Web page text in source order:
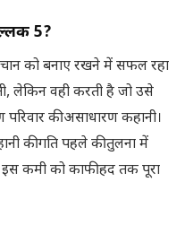
5?
को बनाए रखने में सफल रहा
लेकिन वही करती है जो उसे
की असाधारण कहानी।
की गति पहले की तुलना में
कमी को काफी हद तक पूरा